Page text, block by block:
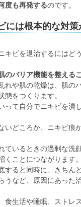
度も再発するのです。
には根本的な対策
キビを退治するにはど
肌のバリア機能を整える
れや肌の乾燥は、肌の
態をつくります。
って自分でニキビを潰
いどころか、ニキビ痕
ているときの過剰な洗
くことにつながります。
すると同時に、きちん
うなど、原因にあった
食生活や睡眠、ストレ